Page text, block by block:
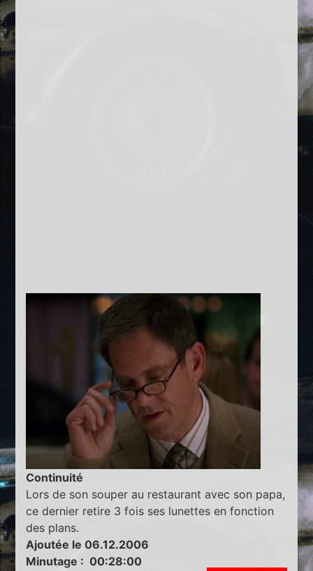
Continuité
Lors de son souper au restaurant avec son papa,
ce dernier retire 3 fois ses lunettes en fonction
des plans.
Ajoutée le 06.12.2006
Minutage : 00:28:00